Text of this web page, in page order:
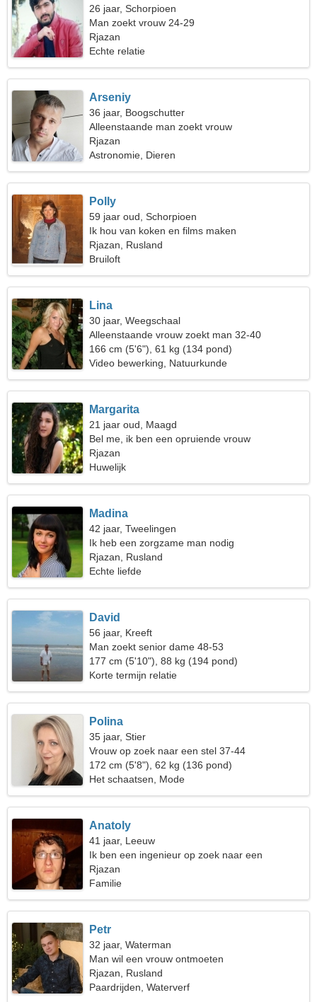
26 jaar, Schorpioen
Man zoekt vrouw 24-29
Rjazan
Echte relatie
Arseniy
36 jaar, Boogschutter
Alleenstaande man zoekt vrouw
Rjazan
Astronomie, Dieren
Polly
59 jaar oud, Schorpioen
Ik hou van koken en films maken
Rjazan, Rusland
Bruiloft
Lina
30 jaar, Weegschaal
Alleenstaande vrouw zoekt man 32-40
166 cm (5'6"), 61 kg (134 pond)
Video bewerking, Natuurkunde
Margarita
21 jaar oud, Maagd
Bel me, ik ben een opruiende vrouw
Rjazan
Huwelijk
Madina
42 jaar, Tweelingen
Ik heb een zorgzame man nodig
Rjazan, Rusland
Echte liefde
David
56 jaar, Kreeft
Man zoekt senior dame 48-53
177 cm (5'10"), 88 kg (194 pond)
Korte termijn relatie
Polina
35 jaar, Stier
Vrouw op zoek naar een stel 37-44
172 cm (5'8"), 62 kg (136 pond)
Het schaatsen, Mode
Anatoly
41 jaar, Leeuw
Ik ben een ingenieur op zoek naar een
dromerige vrouw
Rjazan
Familie
Petr
32 jaar, Waterman
Man wil een vrouw ontmoeten
Rjazan, Rusland
Paardrijden, Waterverf